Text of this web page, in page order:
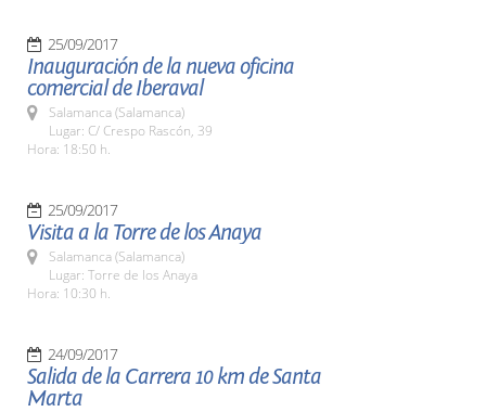
25/09/2017
Inauguración de la nueva oficina
comercial de Iberaval
Salamanca (Salamanca)
Lugar: C/ Crespo Rascón, 39
Hora: 18:50 h.
25/09/2017
Visita a la Torre de los Anaya
Salamanca (Salamanca)
Lugar: Torre de los Anaya
Hora: 10:30 h.
24/09/2017
Salida de la Carrera 10 km de Santa
Marta